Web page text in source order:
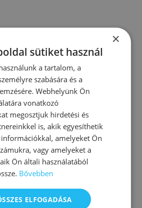
+ Google Térkép
komplex művészeti
Pszichológiai tanácsadás
×
sütiket használ
a tartalom, a
szabására és a
Webhelyünk Ön
vonatkozó
megosztjuk hirdetési és
is, akik egyesíthetik
amelyeket Ön
vagy amelyeket a
Ön általi használatából
Bővebben
ELFOGADÁSA